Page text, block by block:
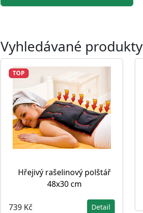
Vyhledávané produkty
TOP
Hřejivý rašelinový polštář
48x30 cm
739 Kč Detail